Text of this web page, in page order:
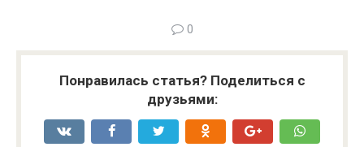
0
Понравилась статья? Поделиться с
друзьями: